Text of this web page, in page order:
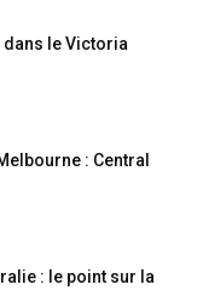
le Victoria
: Central
: le point sur la